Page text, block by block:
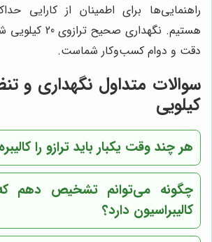
راهنمایی‌ها برای اطمینان از کارایی
هستیم. نگهداری
دقت و دوام کسب‌وکار شماست.
کیلویی
هر چند وقت یکبار باید ترازو را
چگونه می‌توانم تشخیص دهم که
کالیبراسیون دارد؟